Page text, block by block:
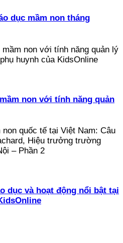
dục mầm non tháng
non với tính năng quản
dục và hoạt động nổi bật tại